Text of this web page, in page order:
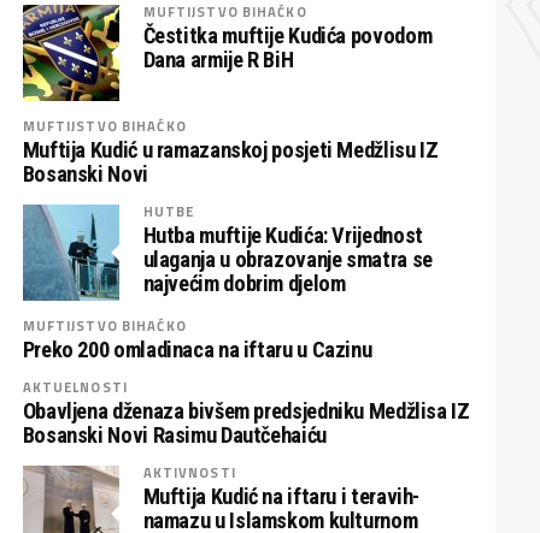
MUFTIJSTVO BIHAĆKO
Čestitka muftije Kudića povodom
Dana armije R BiH
MUFTIJSTVO BIHAĆKO
Muftija Kudić u ramazanskoj posjeti Medžlisu IZ
Bosanski Novi
HUTBE
Hutba muftije Kudića: Vrijednost
ulaganja u obrazovanje smatra se
najvećim dobrim djelom
MUFTIJSTVO BIHAĆKO
Preko 200 omladinaca na iftaru u Cazinu
AKTUELNOSTI
Obavljena dženaza bivšem predsjedniku Medžlisa IZ
Bosanski Novi Rasimu Dautčehaiću
AKTIVNOSTI
Muftija Kudić na iftaru i teravih-
namazu u Islamskom kulturnom